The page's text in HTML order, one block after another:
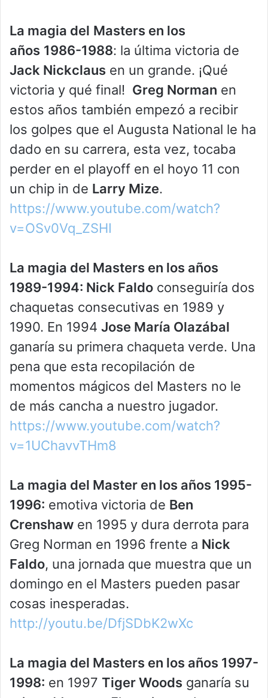
La magia del Masters en los
años 1986-1988: la última victoria de
Jack Nickclaus en un grande. ¡Qué
victoria y qué final! Greg Norman en
estos años también empezó a recibir
los golpes que el Augusta National le ha
dado en su carrera, esta vez, tocaba
perder en el playoff en el hoyo 11 con
un chip in de Larry Mize.
https://www.youtube.com/watch?
v=OSv0Vq_ZSHI
La magia del Masters en los años
1989-1994: Nick Faldo conseguiría dos
chaquetas consecutivas en 1989 y
1990. En 1994 Jose María Olazábal
ganaría su primera chaqueta verde. Una
pena que esta recopilación de
momentos mágicos del Masters no le
de más cancha a nuestro jugador.
https://www.youtube.com/watch?
v=1UChavvTHm8
La magia del Master en los años 1995-
1996: emotiva victoria de Ben
Crenshaw en 1995 y dura derrota para
Greg Norman en 1996 frente a Nick
Faldo, una jornada que muestra que un
domingo en el Masters pueden pasar
cosas inesperadas.
http://youtu.be/DfjSDbK2wXc
La magia del Masters en los años 1997-
1998: en 1997 Tiger Woods ganaría su